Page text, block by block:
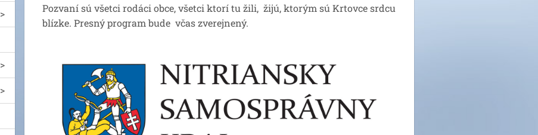
Pozvaní sú všetci rodáci obce, všetci ktorí tu žili, žijú, ktorým sú Krtovce srdcu
blízke. Presný program bude včas zverejnený.